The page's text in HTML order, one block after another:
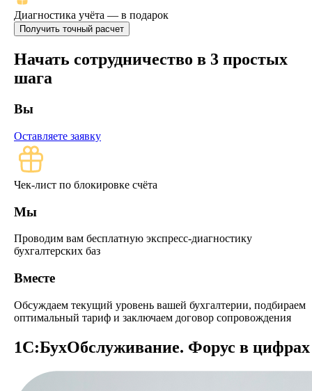
Диагностика учёта — в подарок
Начать сотрудничество в 3 простых
шага
Вы
Оставляете заявку
Чек-лист по блокировке счёта
Мы
Проводим вам бесплатную экспресс-диагностику
бухгалтерских баз
Вместе
Обсуждаем текущий уровень вашей бухгалтерии, подбираем
оптимальный тариф и заключаем договор сопровождения
1С:БухОбслужи­вание. Форус в цифрах